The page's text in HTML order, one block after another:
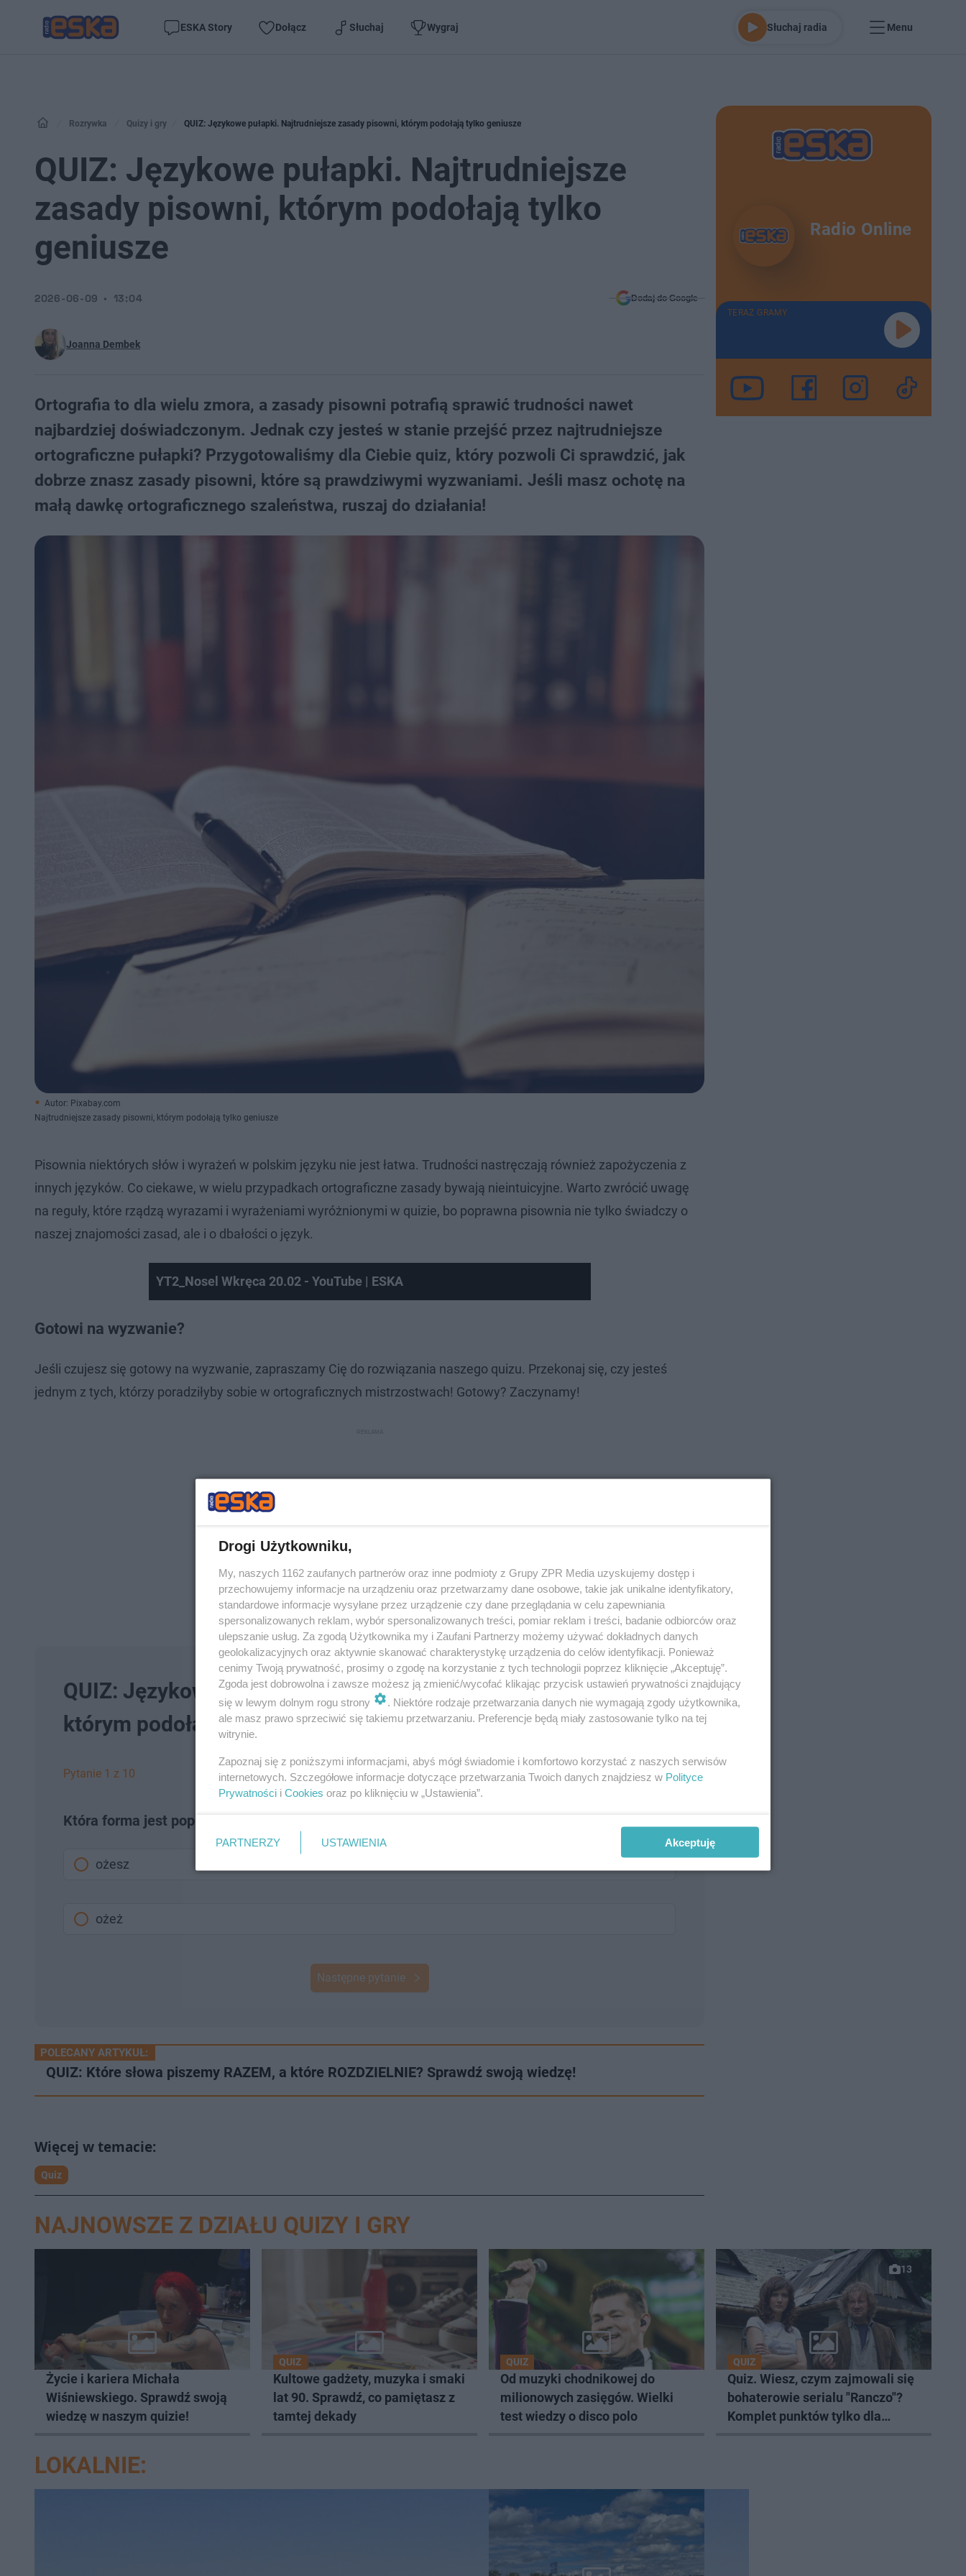
ESKA Story Dołącz Słuchaj Wygraj Słuchaj radia Menu
Rozrywka Quizy i gry QUIZ: Językowe pułapki. Najtrudniejsze zasady pisowni, którym podołają tylko geniusze
QUIZ: Językowe pułapki. Najtrudniejsze
zasady pisowni, którym podołają tylko
geniusze
Joanna Dembek
2026-06-09 13:04 Dodaj do Google
Ortografia to dla wielu zmora, a zasady pisowni potrafią sprawić trudności nawet
najbardziej doświadczonym. Jednak czy jesteś w stanie przejść przez najtrudniejsze
ortograficzne pułapki? Przygotowaliśmy dla Ciebie quiz, który pozwoli Ci sprawdzić, jak
dobrze znasz zasady pisowni, które są prawdziwymi wyzwaniami. Jeśli masz ochotę na
małą dawkę ortograficznego szaleństwa, ruszaj do działania!
Autor: Pixabay.com
Najtrudniejsze zasady pisowni, którym podołają tylko geniusze
Pisownia niektórych słów i wyrażeń w polskim języku nie jest łatwa. Trudności nastręczają również zapożyczenia z
innych języków. Co ciekawe, w wielu przypadkach ortograficzne zasady bywają nieintuicyjne. Warto zwrócić uwagę
na reguły, które rządzą wyrazami i wyrażeniami wyróżnionymi w quizie, bo poprawna pisownia nie tylko świadczy o
naszej znajomości zasad, ale i o dbałości o język.
YT2_Nosel Wkręca 20.02 - YouTube | ESKA
Gotowi na wyzwanie?
Jeśli czujesz się gotowy na wyzwanie, zapraszamy Cię do rozwiązania naszego quizu. Przekonaj się, czy jesteś
jednym z tych, którzy poradziłyby sobie w ortograficznych mistrzostwach! Gotowy? Zaczynamy!
QUIZ: Językowe pułapki. Najtrudniejsze zasady pisowni,
którym podołają tylko geniusze
Pytanie 1 z 10
Która forma jest poprawna?
ożesz
ożeż
Następne pytanie
POLECANY ARTYKUŁ:
QUIZ: Które słowa piszemy RAZEM, a które ROZDZIELNIE? Sprawdź swoją wiedzę!
Quiz
Radio Online
TERAZ GRAMY
NAJNOWSZE Z DZIAŁU QUIZY I GRY
Życie i kariera Michała
Wiśniewskiego. Sprawdź swoją
wiedzę w naszym quizie!
QUIZ
Kultowe gadżety, muzyka i smaki
lat 90. Sprawdź, co pamiętasz z
tamtej dekady
QUIZ
Od muzyki chodnikowej do
milionowych zasięgów. Wielki
test wiedzy o disco polo
13
QUIZ
Quiz. Wiesz, czym zajmowali się
bohaterowie serialu "Ranczo"?
Komplet punktów tylko dla
LOKALNIE:
Drogi Użytkowniku,
My, naszych 1162 zaufanych partnerów oraz inne podmioty z Grupy ZPR Media uzyskujemy dostęp i
przechowujemy informacje na urządzeniu oraz przetwarzamy dane osobowe, takie jak unikalne identyfikatory,
standardowe informacje wysyłane przez urządzenie czy dane przeglądania w celu zapewniania
spersonalizowanych reklam, wybór spersonalizowanych treści, pomiar reklam i treści, badanie odbiorców oraz
ulepszanie usług. Za zgodą Użytkownika my i Zaufani Partnerzy możemy używać dokładnych danych
geolokalizacyjnych oraz aktywnie skanować charakterystykę urządzenia do celów identyfikacji. Ponieważ
cenimy Twoją prywatność, prosimy o zgodę na korzystanie z tych technologii poprzez kliknięcie „Akceptuję”.
Zgoda jest dobrowolna i zawsze możesz ją zmienić/wycofać klikając przycisk ustawień prywatności znajdujący
się w lewym dolnym rogu strony
. Niektóre rodzaje przetwarzania danych nie wymagają zgody użytkownika,
ale masz prawo sprzeciwić się takiemu przetwarzaniu. Preferencje będą miały zastosowanie tylko na tej
witrynie.
Zapoznaj się z poniższymi informacjami, abyś mógł świadomie i komfortowo korzystać z naszych serwisów
internetowych. Szczegółowe informacje dotyczące przetwarzania Twoich danych znajdziesz w Polityce
Prywatności i Cookies oraz po kliknięciu w „Ustawienia”.
PARTNERZY USTAWIENIA Akceptuję